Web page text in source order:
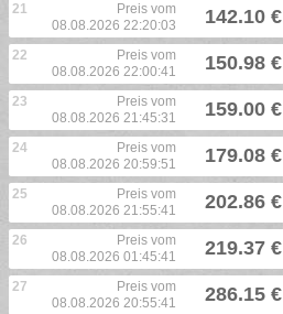
21
Preis vom
08.08.2026 22:20:03
142.10 €
22
Preis vom
08.08.2026 22:00:41
150.98 €
23
Preis vom
08.08.2026 21:45:31
159.00 €
24
Preis vom
08.08.2026 20:59:51
179.08 €
25
Preis vom
08.08.2026 21:55:41
202.86 €
26
Preis vom
08.08.2026 01:45:41
219.37 €
27
Preis vom
08.08.2026 20:55:41
286.15 €